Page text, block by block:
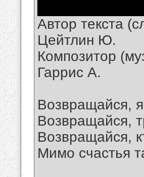
Автор текста
Цейтлин Ю.
Композитор
Гаррис А.
Возвращайся,
Возвращайся,
Возвращайся,
Мимо счастья